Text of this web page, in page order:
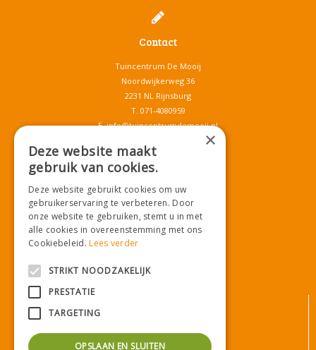
Contact
Tuincentrum De Mooij
Noordwijkerweg 36
2231 NL Rijnsburg
T. 071-4080959
E.info@tuincentrumdemooij.nl
Download onze App!
×
Deze website maakt
gebruik van cookies.
Deze website gebruikt cookies om uw
gebruikerservaring te verbeteren. Door
onze website te gebruiken, stemt u in met
alle cookies in overeenstemming met ons
Cookiebeleid.Lees verder
STRIKT NOODZAKELIJK
PRESTATIE
TARGETING
OPSLAAN EN SLUITEN